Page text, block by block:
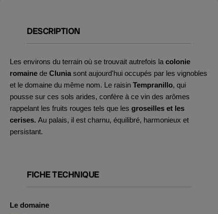
DESCRIPTION
Les environs du terrain où se trouvait autrefois la colonie
romaine de Clunia sont aujourd'hui occupés par les vignobles
et le domaine du même nom. Le raisin Tempranillo, qui
pousse sur ces sols arides, confère à ce vin des arômes
rappelant les fruits rouges tels que les groseilles et les
cerises. Au palais, il est charnu, équilibré, harmonieux et
persistant.
FICHE TECHNIQUE
Le domaine